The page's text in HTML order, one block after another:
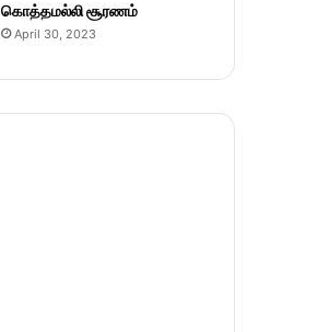
கொத்தமல்லி சூரணம்
April 30, 2023